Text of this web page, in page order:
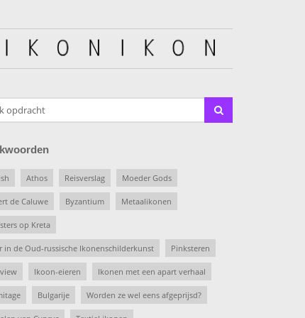
Athos Reisverslag Moeder Gods
de Caluwe Byzantium Metaalikonen
op Kreta
in de Oud-russische Ikonenschilderkunst Pinksteren
Ikoon-eieren Ikonen met een apart verhaal
Bulgarije Worden ze wel eens afgeprijsd?